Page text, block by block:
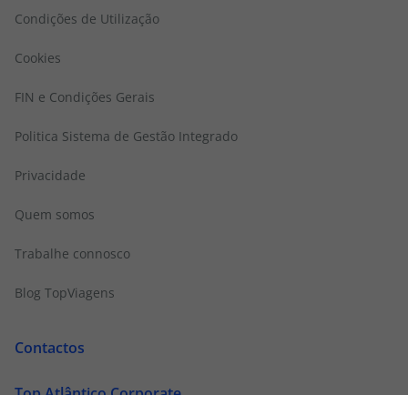
Condições de Utilização
Cookies
FIN e Condições Gerais
Politica Sistema de Gestão Integrado
Privacidade
Quem somos
Trabalhe connosco
Blog TopViagens
Contactos